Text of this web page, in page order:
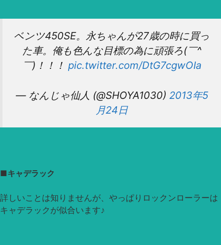
ベンツ450SE。永ちゃんが27歳の時に買っ
た車。俺も色んな目標の為に頑張ろ(￣^
￣)！！！ pic.twitter.com/DtG7cgwOIa
— なんじゃ仙人 (@SHOYA1030) 2013年5
月24日
■キャデラック
詳しいことは知りませんが、やっぱりロックンローラーは
キャデラックが似合います♪